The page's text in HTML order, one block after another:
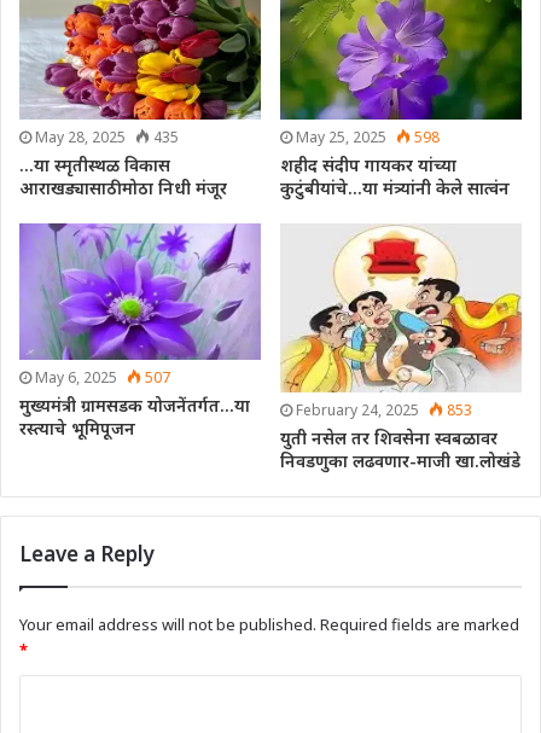
May 28, 2025 435
…या स्मृतीस्थळ विकास
आराखड्यासाठी मोठा निधी मंजूर
May 25, 2025 598
शहीद संदीप गायकर यांच्या
कुटुंबीयांचे…या मंत्र्यांनी केले सात्वंन
May 6, 2025 507
मुख्यमंत्री ग्रामसडक योजनेंतर्गत…या
रस्त्याचे भूमिपूजन
February 24, 2025 853
युती नसेल तर शिवसेना स्वबळावर
निवडणुका लढवणार-माजी खा.लोखंडे
Leave a Reply
Your email address will not be published. Required fields are marked
*